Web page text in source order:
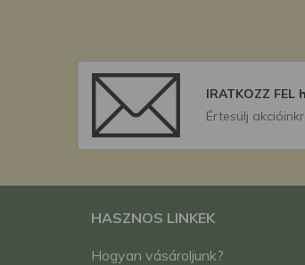
IRATKOZZ FEL
Értesülj
HASZNOS LINKEK
Hogyan vásároljunk?